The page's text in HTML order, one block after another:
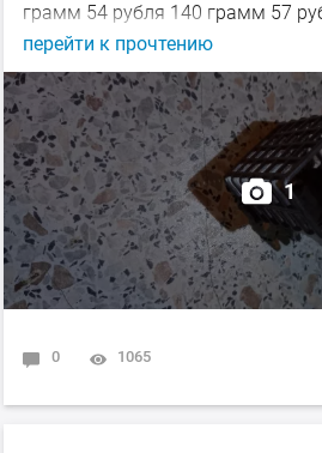
грамм 54 рубля 140 грамм 57
перейти к прочтению
1
0 1065